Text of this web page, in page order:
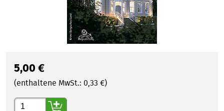
5,00 €
(enthaltene MwSt.: 0,33 €)
Gewünschte Anzahl